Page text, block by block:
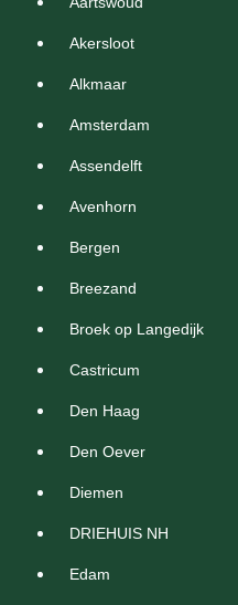
Akersloot
Alkmaar
Amsterdam
Assendelft
Avenhorn
Bergen
Breezand
Broek op Langedijk
Castricum
Den Haag
Den Oever
Diemen
DRIEHUIS NH
Edam